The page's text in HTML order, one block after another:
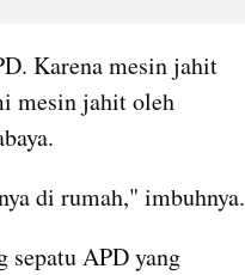
Karena mesin jahit
mesin jahit oleh
di rumah," imbuhnya.
sepatu APD yang